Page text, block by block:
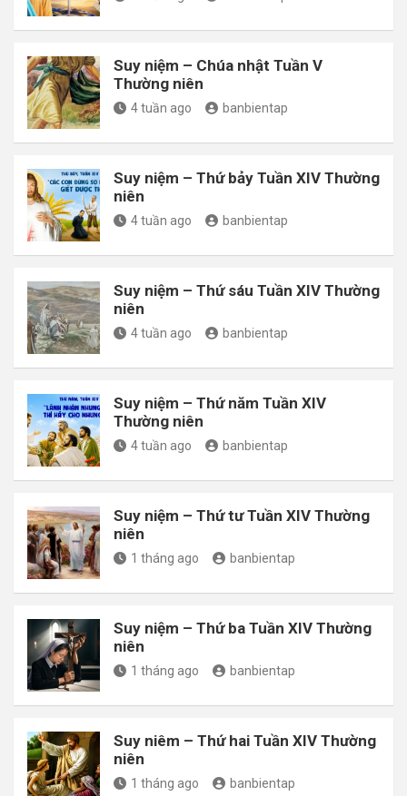
Suy niệm – Chúa nhật Tuần V
Thường niên
4 tuần ago banbientap
Suy niệm – Thứ bảy Tuần XIV Thường
niên
4 tuần ago banbientap
Suy niệm – Thứ sáu Tuần XIV Thường
niên
4 tuần ago banbientap
Suy niệm – Thứ năm Tuần XIV
Thường niên
4 tuần ago banbientap
Suy niệm – Thứ tư Tuần XIV Thường
niên
1 tháng ago banbientap
Suy niệm – Thứ ba Tuần XIV Thường
niên
1 tháng ago banbientap
Suy niêm – Thứ hai Tuần XIV Thường
niên
1 tháng ago banbientap